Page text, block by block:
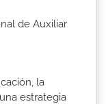
de Auxiliar
la
estrategia